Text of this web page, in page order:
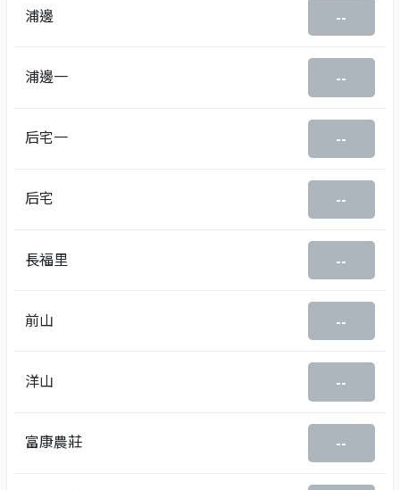
浦邊 --
浦邊一 --
后宅一 --
后宅 --
長福里 --
前山 --
洋山 --
富康農莊 --